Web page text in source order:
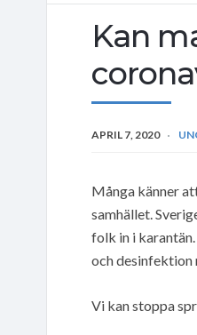
Kan
APRIL 7, 2020
Många känner
samhället.
folk in i
och desinfektion
Vi kan stoppa